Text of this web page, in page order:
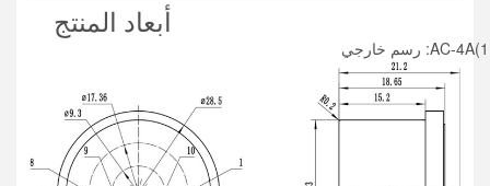
أبعاد المنتج
1) AC-4A: رسم خارجي